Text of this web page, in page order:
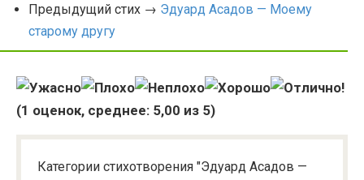
Предыдущий стих → Эдуард Асадов — Моему
старому другу
(1 оценок, среднее: 5,00 из 5)
Категории стихотворения "Эдуард Асадов —